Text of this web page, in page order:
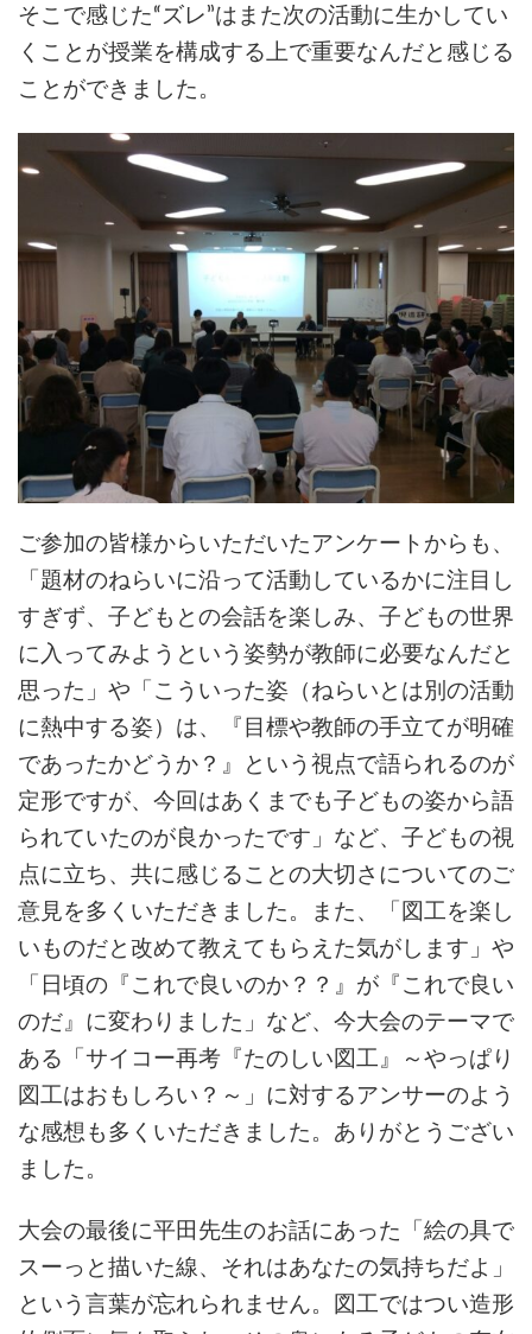
そこで感じた“ズレ”はまた次の活動に生かしてい
くことが授業を構成する上で重要なんだと感じる
ことができました。
ご参加の皆様からいただいたアンケートからも、
「題材のねらいに沿って活動しているかに注目し
すぎず、子どもとの会話を楽しみ、子どもの世界
に入ってみようという姿勢が教師に必要なんだと
思った」や「こういった姿（ねらいとは別の活動
に熱中する姿）は、『目標や教師の手立てが明確
であったかどうか？』という視点で語られるのが
定形ですが、今回はあくまでも子どもの姿から語
られていたのが良かったです」など、子どもの視
点に立ち、共に感じることの大切さについてのご
意見を多くいただきました。また、「図工を楽し
いものだと改めて教えてもらえた気がします」や
「日頃の『これで良いのか？？』が『これで良い
のだ』に変わりました」など、今大会のテーマで
ある「サイコー再考『たのしい図工』～やっぱり
図工はおもしろい？～」に対するアンサーのよう
な感想も多くいただきました。ありがとうござい
ました。
大会の最後に平田先生のお話にあった「絵の具で
スーっと描いた線、それはあなたの気持ちだよ」
という言葉が忘れられません。図工ではつい造形